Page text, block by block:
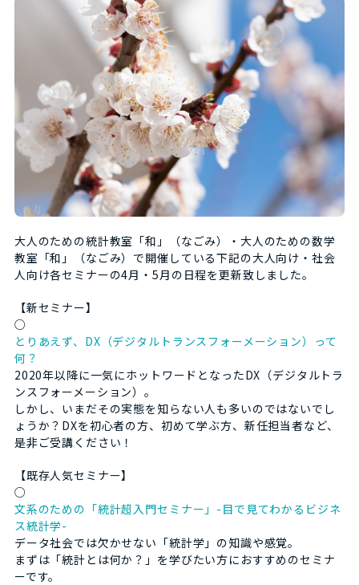
大人のための統計教室「和」（なごみ）・大人のための数学
教室「和」（なごみ）で開催している下記の大人向け・社会
人向け各セミナーの4月・5月の日程を更新致しました。
【新セミナー】
○
とりあえず、DX（デジタルトランスフォーメーション）って
何？
2020年以降に一気にホットワードとなったDX（デジタルトラ
ンスフォーメーション）。
しかし、いまだその実態を知らない人も多いのではないでし
ょうか？DXを初心者の方、初めて学ぶ方、新任担当者など、
是非ご受講ください！
【既存人気セミナー】
○
文系のための「統計超入門セミナー」-目で見てわかるビジネ
ス統計学-
データ社会では欠かせない「統計学」の知識や感覚。
まずは「統計とは何か？」を学びたい方におすすめのセミナ
ーです。